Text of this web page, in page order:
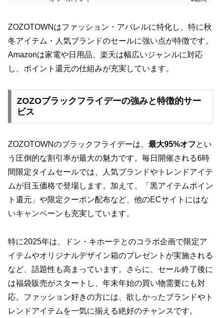
ZOZOTOWNはファッション・アパレルに特化し、特に秋
冬アイテム・人気ブランドのセールに強い点が特徴です。
Amazonは家電や日用品、楽天は幅広いジャンルに対応
し、ポイント還元の仕組みが充実しています。
ZOZOブラックフライデーの強みと特徴的サー
ビス
ZOZOTOWNのブラックフライデーは、 最大95%オフとい
う圧倒的な割引率が最大の魅力です。毎日開催される6時
間限定タイムセールでは、人気ブランドやトレンドアイテ
ムが目玉価格で登場します。加えて、「黒アイテムポイン
ト還元」や限定クーポン配布など、他のECサイトにはな
いキャンペーンも充実しています。
特に2025年は、ドン・キホーテとのコラボ企画で限定ア
イテムやオリジナルデザイン箱のプレゼントが実施される
など、話題性も高まっています。さらに、セール終了後に
は福袋販売がスタートし、年末年始の買い物需要にも対
応。ファッション好きの方には、欲しかったブランドやト
レンドアイテムを一気に揃える絶好のチャンスです。